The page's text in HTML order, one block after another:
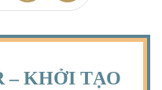
– KHỞI TẠO